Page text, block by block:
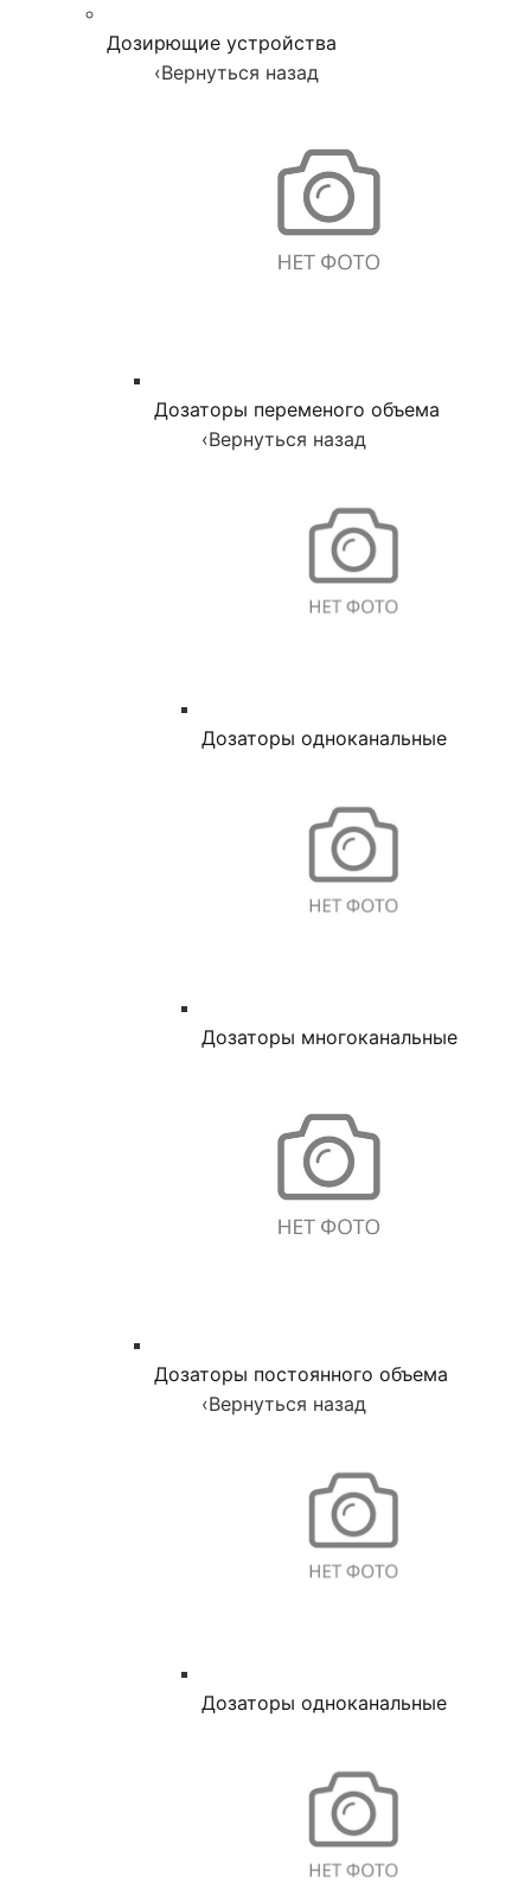
Дозирющие устройства
‹Вернуться назад
Дозаторы переменого объема
‹Вернуться назад
Дозаторы одноканальные
Дозаторы многоканальные
Дозаторы постоянного объема
‹Вернуться назад
Дозаторы одноканальные